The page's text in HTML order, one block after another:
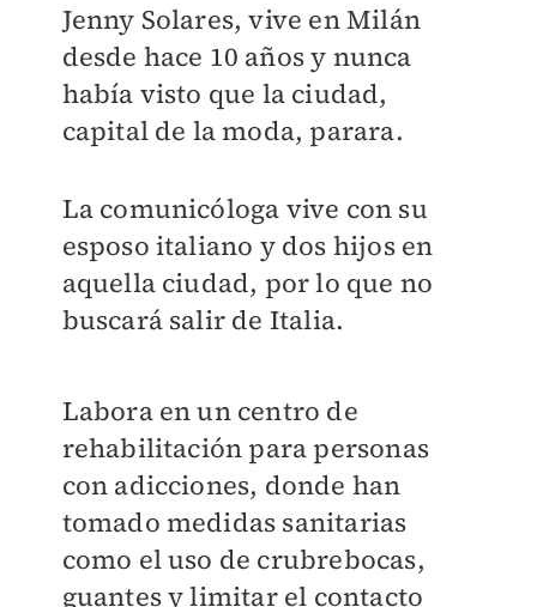
Jenny Solares, vive en Milán
desde hace 10 años y nunca
había visto que la ciudad,
capital de la moda, parara.
La comunicóloga vive con su
esposo italiano y dos hijos en
aquella ciudad, por lo que no
buscará salir de Italia.
Labora en un centro de
rehabilitación para personas
con adicciones, donde han
tomado medidas sanitarias
como el uso de crubrebocas,
guantes y limitar el contacto